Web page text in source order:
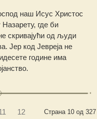
наш Исус Христос
где би
скривајући од људи
Јер код Јевреја не
године има
Страна 10 од 327
12